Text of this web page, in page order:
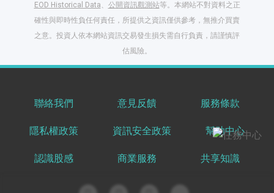
EOD Historical Data、 公開資訊觀測站等。本網站不對資料之正
確性與即時性負任何責任，所提供之資訊僅供參考，無推介買賣
之意。投資人依本網站資訊交易發生損失需自行負責，請謹慎評
估風險。
聯絡我們 意見反饋 服務條款
隱私權政策 資訊安全政策 幫助中心
認識股感 商業服務 共享知識
出國就缺這咖？股